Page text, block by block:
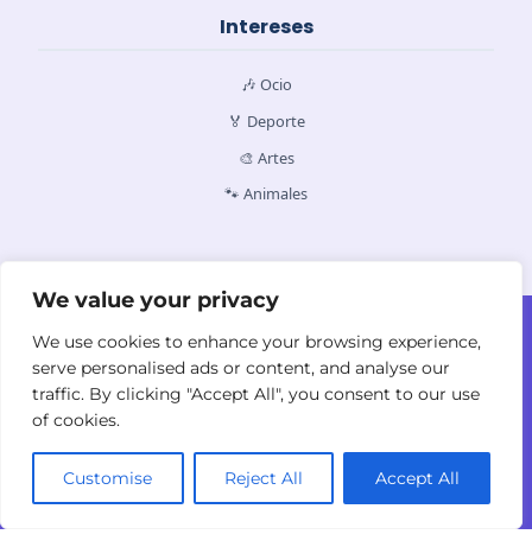
We value your privacy
We use cookies to enhance your browsing experience,
serve personalised ads or content, and analyse our
traffic. By clicking "Accept All", you consent to our use
of cookies.
Customise Reject All Accept All
Intereses
🎶 Ocio
🏅 Deporte
🎨 Artes
🐾 Animales
Política de Privacidad
Términos y
Condiciones